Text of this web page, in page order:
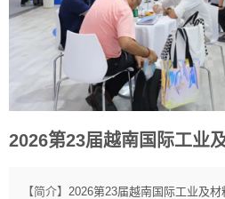
2026第23届越南国际工业
【简介】 2026第23届越南国际工业及材